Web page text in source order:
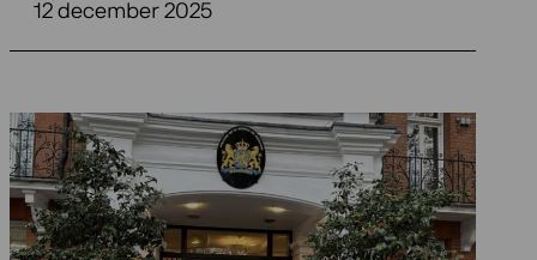
12 december 2025